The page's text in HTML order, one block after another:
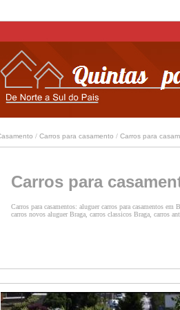
/ Carros para casamento / Carros para
Carros para
Carros para casamentos: aluguer carros para casamentos
carros novos aluguer Braga, carros classicos Braga, carros